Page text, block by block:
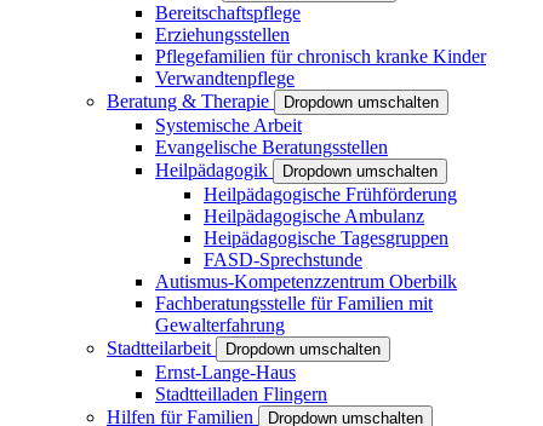
Bereitschaftspflege
Erziehungsstellen
Pflegefamilien für chronisch kranke Kinder
Verwandtenpflege
Beratung & Therapie
Dropdown umschalten
Systemische Arbeit
Evangelische Beratungsstellen
Heilpädagogik
Dropdown umschalten
Heilpädagogische Frühförderung
Heilpädagogische Ambulanz
Heipädagogische Tagesgruppen
FASD-Sprechstunde
Autismus-Kompetenzzentrum Oberbilk
Fachberatungsstelle für Familien mit
Gewalterfahrung
Stadtteilarbeit
Dropdown umschalten
Ernst-Lange-Haus
Stadtteilladen Flingern
Hilfen für Familien
Dropdown umschalten